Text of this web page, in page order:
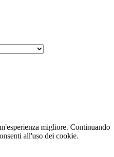
da un vostro
migliore. Continuando
all'uso dei cookie.